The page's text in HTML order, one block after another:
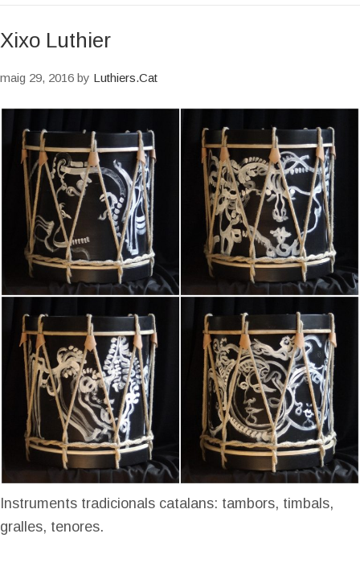
Xixo Luthier
maig 29, 2016 by Luthiers.Cat
Instruments tradicionals catalans: tambors, timbals,
gralles, tenores.